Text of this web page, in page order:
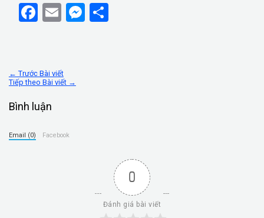
Facebook
EmailMessenger
Share
← Trước Bài viết
Tiếp theo Bài viết →
Bình luận
Email (0) Facebook
0
Đánh giá bài viết